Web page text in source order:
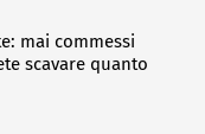
mai commessi
scavare quanto